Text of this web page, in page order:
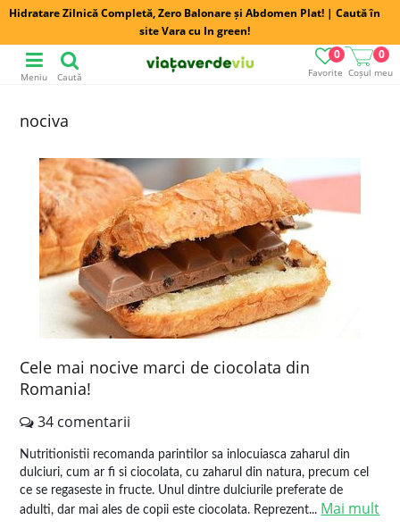
Hidratare Zilnică Completă, Zero Balonare și Abdomen Plat! | Caută în
site Vara cu In green!
Favorite
0
Coșul meu
0
Meniu Caută
nociva
Cele mai nocive marci de ciocolata din
Romania!
34 comentarii
Nutritionistii recomanda parintilor sa inlocuiasca zaharul din
dulciuri, cum ar fi si ciocolata, cu zaharul din natura, precum cel
ce se regaseste in fructe. Unul dintre dulciurile preferate de
adulti, dar mai ales de copii este ciocolata. Reprezent... Mai mult